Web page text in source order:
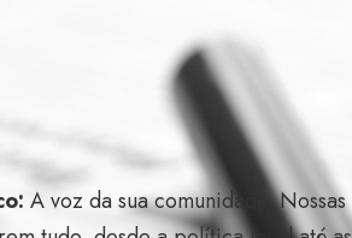
A voz da sua comunidade. Nossas